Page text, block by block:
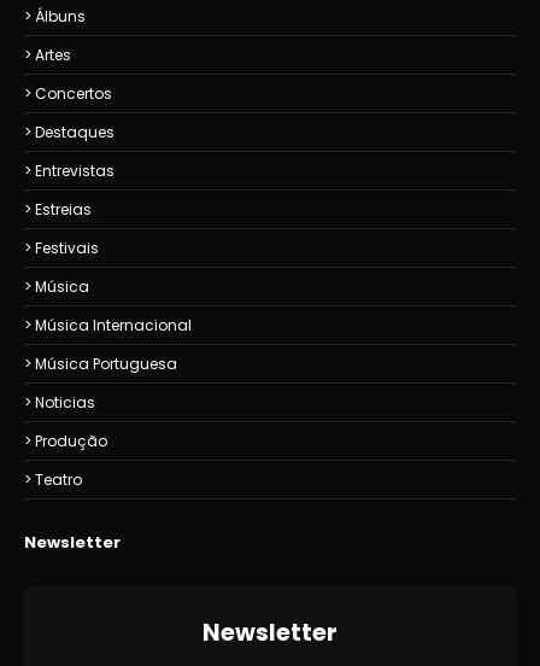
Álbuns
Artes
Concertos
Destaques
Entrevistas
Estreias
Festivais
Música
Música Internacional
Música Portuguesa
Noticias
Produção
Teatro
Newsletter
Newsletter